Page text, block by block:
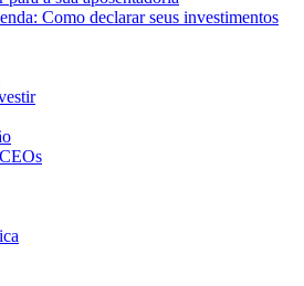
Como declarar seus investimentos